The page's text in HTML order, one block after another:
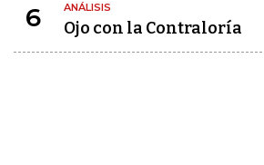
6 ANÁLISIS
Ojo con la Contraloría